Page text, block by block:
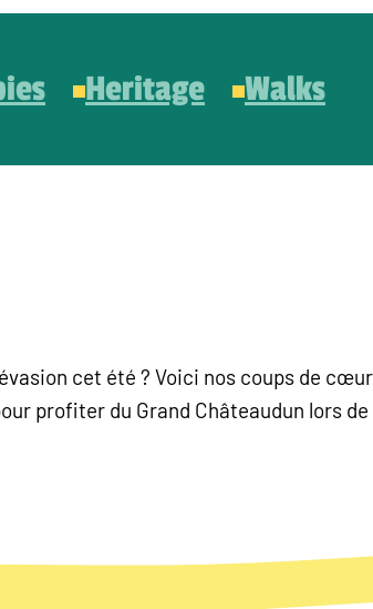
Heritage Walks
cet été ? Voici nos coups de
profiter du Grand Châteaudun lors